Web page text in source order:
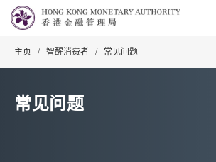
主页 / 智醒消费者 / 常见问题
常见问题